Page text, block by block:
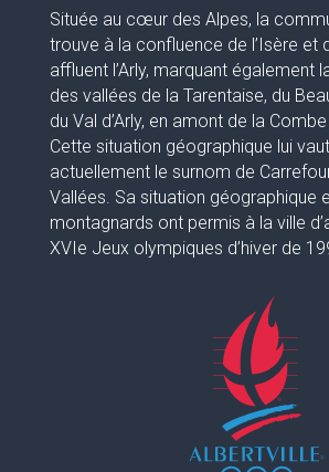
Située au cœur des Alpes, la
trouve à la confluence de l’Isère et
affluent l’Arly, marquant également
des vallées de la Tarentaise, du
du Val d’Arly, en amont de la
Cette situation géographique lui vaut
actuellement le surnom de
Vallées. Sa situation géographique
montagnards ont permis à la ville
XVIe Jeux olympiques d’hiver de